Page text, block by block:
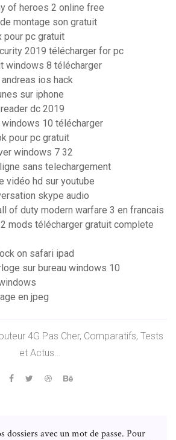
of heroes 2 online free
montage son gratuit
pour pc gratuit
2019 télécharger for pc
windows 8 télécharger
ios hack
sur iphone
dc 2019
10 télécharger
pour pc gratuit
windows 7 32
sans telechargement
vidéo hd sur youtube
skype audio
of duty modern warfare 3 en francais
mods télécharger gratuit complete
on safari ipad
sur bureau windows 10
en jpeg
4G Pas Cher, Comparatifs, Tests
et Actus…
dossiers avec un mot de passe. Pour